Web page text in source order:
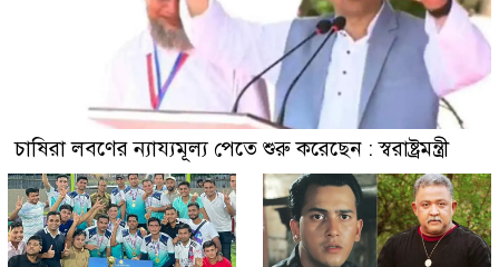
চাষিরা লবণের ন্যায্যমূল্য পেতে শুরু করেছেন : স্বরাষ্ট্রমন্ত্রী